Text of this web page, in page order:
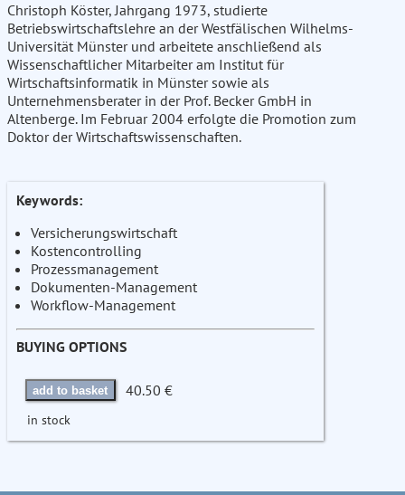
Christoph Köster, Jahrgang 1973, studierte
Betriebswirtschaftslehre an der Westfälischen Wilhelms-
Universität Münster und arbeitete anschließend als
Wissenschaftlicher Mitarbeiter am Institut für
Wirtschaftsinformatik in Münster sowie als
Unternehmensberater in der Prof. Becker GmbH in
Altenberge. Im Februar 2004 erfolgte die Promotion zum
Doktor der Wirtschaftswissenschaften.
Keywords:
Versicherungswirtschaft
Kostencontrolling
Prozessmanagement
Dokumenten-Management
Workflow-Management
BUYING OPTIONS
add to basket 40.50 €
in stock